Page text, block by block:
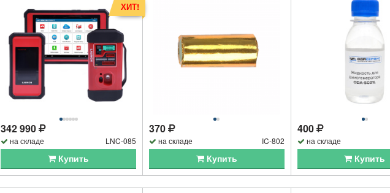
342 990
на складе LNC-085
Купить
ХИТ!
370
на складе IC-802
Купить
400
на складе
Купить